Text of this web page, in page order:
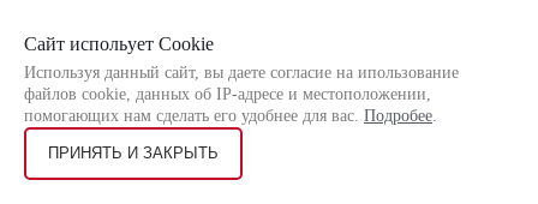
Сайт испольует Cookie
Используя данный сайт, вы даете согласие на ипользование
файлов cookie, данных об IP-адресе и местоположении,
помогающих нам сделать его удобнее для вас. Подробее.
ПРИНЯТЬ И ЗАКРЫТЬ
Доставка
Информация
Избранное
Обмен/Возврат
Сравнение